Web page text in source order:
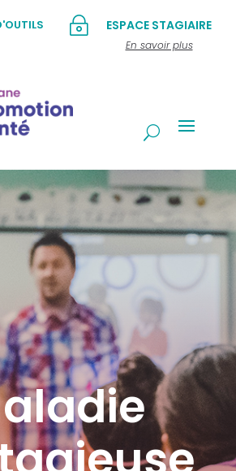
~ ESPACE STAGIAIRE
En savoir plus